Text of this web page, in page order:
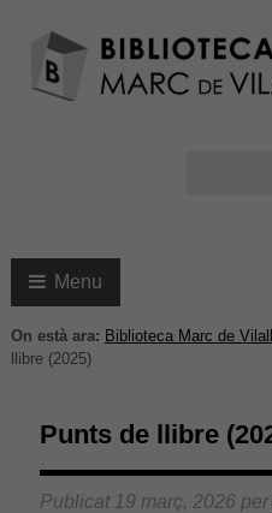
Menu
On està ara: Biblioteca Marc de
llibre (2025)
Punts de llibre
Publicat 19 març, 2026per